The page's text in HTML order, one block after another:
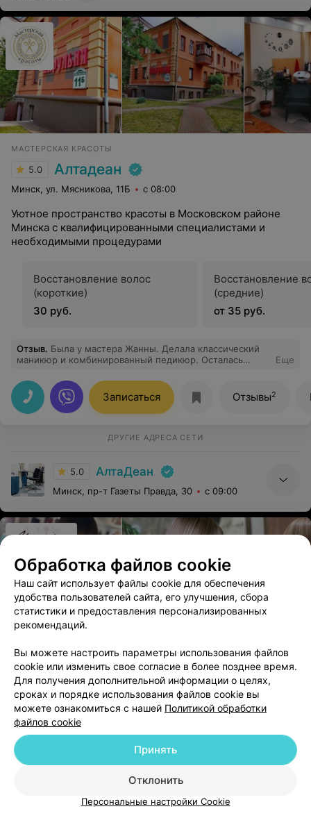
МАСТЕРСКАЯ КРАСОТЫ
5.0 Алтадеан
Минск, ул. Мясникова, 11Б с 08:00
Уютное пространство красоты в Московском районе
Минска с квалифицированными специалистами и
необходимыми процедурами
Восстановление волос
(короткие)
30 руб.
Восстановление
(средние)
от 35 руб.
Отзыв. Была у мастера Жанны. Делала классический
маникюр и комбинированный педикюр. Осталась
большим опытом. Все сделано очень аккуратно и
естественно. Пишу отзыв спустя две недели -
нареканий нет. Обязательно приду еще.
Еще
Записаться Отзывы2
ДРУГИЕ АДРЕСА СЕТИ
5.0 АлтаДеан
Минск, пр-т Газеты Правда, 30 с 09:00
СЕТЬ САЛОНОВ КРАСОТЫ
5.0 Мильфей
Минск, ул. Петра Мстиславца, 11 с 10:00
Сеть салонов красоты со стильным интерьером и
широким спектром бьюти-услуг для женщин, мужчин и
детей.
Обработка файлов cookie
Наш сайт использует файлы cookie для обеспечения
удобства пользователей сайта, его улучшения, сбора
статистики и предоставления персонализированных
рекомендаций.
Вы можете настроить параметры использования файлов
cookie или изменить свое согласие в более позднее время.
Для получения дополнительной информации о целях,
сроках и порядке использования файлов cookie вы
можете ознакомиться с нашей Политикой обработки
файлов cookie
Отклонить
Принять
Персональные настройки Cookie